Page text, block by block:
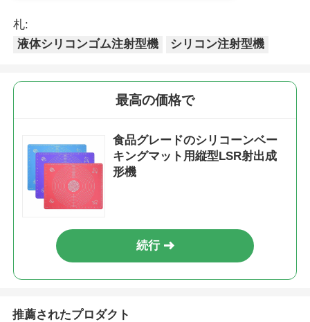
札:
液体シリコンゴム注射型機
シリコン注射型機
最高の価格で
食品グレードのシリコーンベー
キングマット用縦型LSR射出成
形機
続行
推薦されたプロダクト